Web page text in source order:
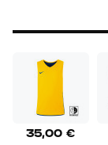
35,00 €